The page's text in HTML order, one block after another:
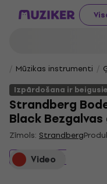
Mūzikas instrumenti
Izpārdošana ir
Strandberg
Black
Zīmols: Strandberg
Video
Izpārdošana ir beigusies